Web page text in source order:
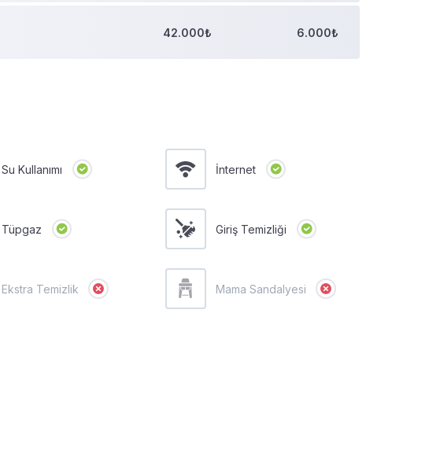
42.000₺ 6.000₺
Su Kullanımı İnternet
Tüpgaz Giriş Temizliği
Ekstra Temizlik Mama Sandalyesi